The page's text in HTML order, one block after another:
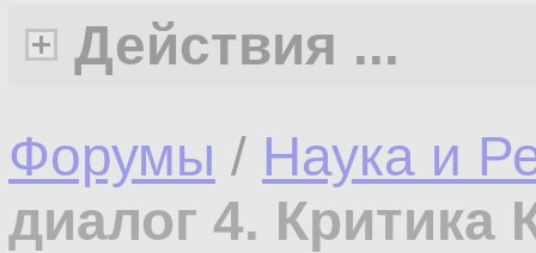
Действия ...
Форумы / Наука и
диалог 4. Критика